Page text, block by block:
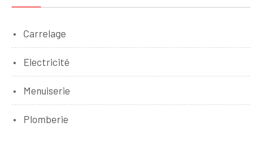
Carrelage
Electricité
Menuiserie
Plomberie